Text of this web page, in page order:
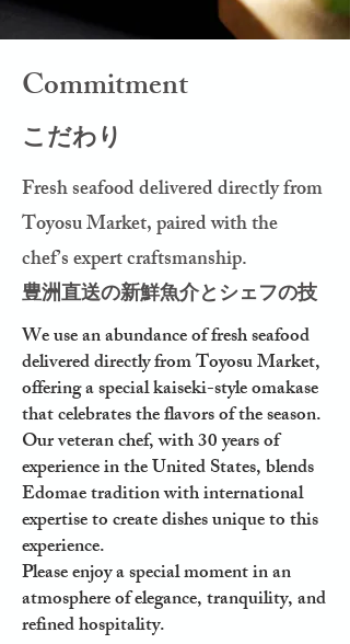
​Commitment
こだわり
Fresh seafood delivered directly from
Toyosu Market, paired with the
chef’s expert craftsmanship.
豊洲直送の新鮮魚介とシェフの技
We use an abundance of fresh seafood
delivered directly from Toyosu Market,
offering a special kaiseki-style omakase
that celebrates the flavors of the season.
Our veteran chef, with 30 years of
experience in the United States, blends
Edomae tradition with international
expertise to create dishes unique to this
experience.
Please enjoy a special moment in an
atmosphere of elegance, tranquility, and
refined hospitality.​